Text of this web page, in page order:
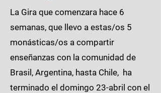
La Gira que comenzara hace 6
semanas, que llevo a estas/os 5
monásticas/os a compartir
enseñanzas con la comunidad de
Brasil, Argentina, hasta Chile, ha
terminado el domingo 23-abril con el